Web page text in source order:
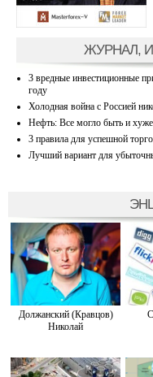
ЖУРНАЛ,
3 вредные инвестиционные
году
Холодная война с Россией
Нефть: Все могло быть и
3 правила для успешной
Лучший вариант для
Должанский (Кравцов)
Николай